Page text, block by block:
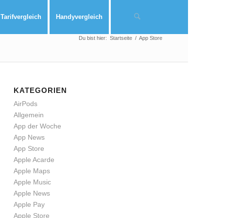
Tarifvergleich Handyvergleich
Du bist hier: Startseite / App Store
KATEGORIEN
AirPods
Allgemein
App der Woche
App News
App Store
Apple Acarde
Apple Maps
Apple Music
Apple News
Apple Pay
Apple Store